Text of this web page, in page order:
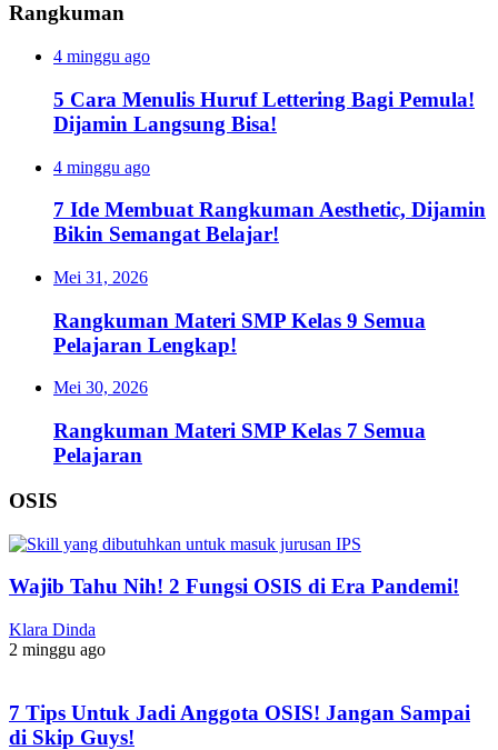
Rangkuman
4 minggu ago
5 Cara Menulis Huruf Lettering Bagi Pemula!
Dijamin Langsung Bisa!
4 minggu ago
7 Ide Membuat Rangkuman Aesthetic, Dijamin
Bikin Semangat Belajar!
Mei 31, 2026
Rangkuman Materi SMP Kelas 9 Semua
Pelajaran Lengkap!
Mei 30, 2026
Rangkuman Materi SMP Kelas 7 Semua
Pelajaran
OSIS
Wajib Tahu Nih! 2 Fungsi OSIS di Era Pandemi!
Klara Dinda
2 minggu ago
7 Tips Untuk Jadi Anggota OSIS! Jangan Sampai
di Skip Guys!